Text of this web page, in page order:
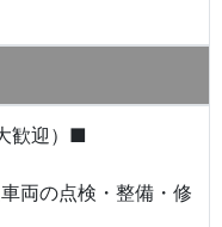
歓迎）■
両の点検・整備・修